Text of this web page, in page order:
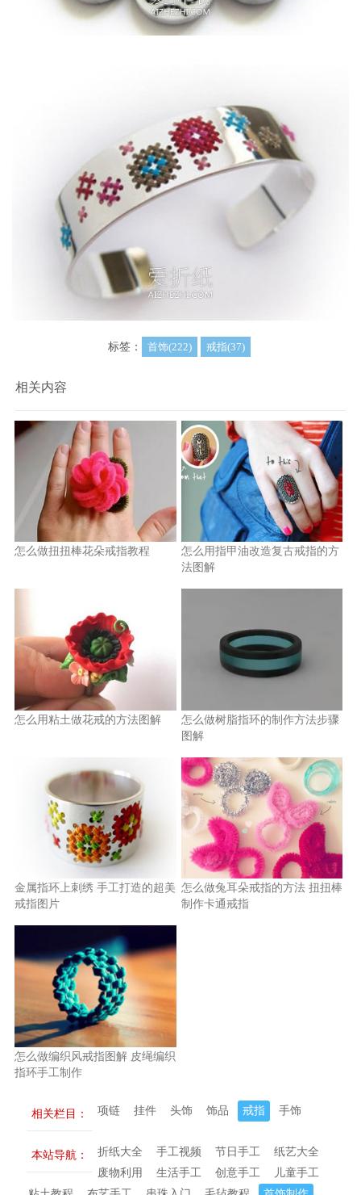
标签： 首饰(222) 戒指(37)
相关内容
怎么做扭扭棒花朵戒指教程
怎么用指甲油改造复古戒指的方
法图解
怎么用粘土做花戒的方法图解
怎么做树脂指环的制作方法步骤
图解
金属指环上刺绣 手工打造的超美
戒指图片
怎么做兔耳朵戒指的方法 扭扭棒
制作卡通戒指
怎么做编织风戒指图解 皮绳编织
指环手工制作
相关栏目： 项链 挂件 头饰 饰品 戒指 手饰
本站导航： 折纸大全 手工视频 节日手工
纸艺大全
废物利用
生活手工 创意手工
儿童手工